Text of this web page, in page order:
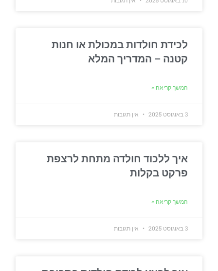
לכידת חולדות במכולת או חנות
קטנה – המדריך המלא
המשך קריאה »
3 באוגוסט 2025 אין תגובות
איך ללכוד חולדה מתחת לרצפת
פרקט בקלות
המשך קריאה »
3 באוגוסט 2025 אין תגובות